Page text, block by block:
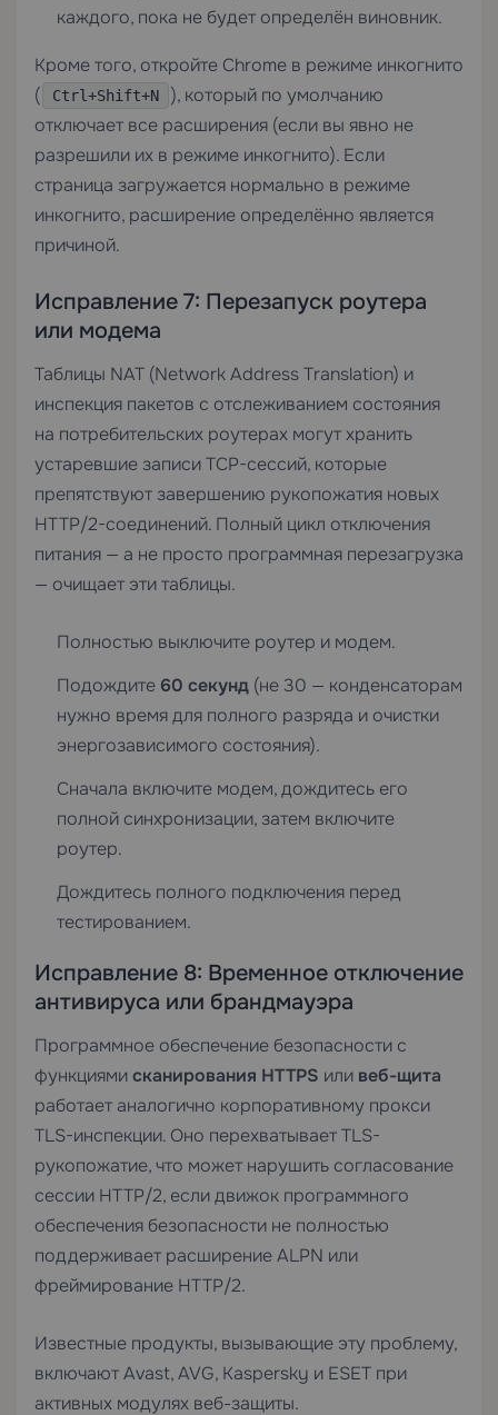
каждого, пока не будет определён виновник.
Кроме того, откройте Chrome в режиме инкогнито
(
Ctrl+Shift+N
), который по умолчанию
отключает все расширения (если вы явно не
разрешили их в режиме инкогнито). Если
страница загружается нормально в режиме
инкогнито, расширение определённо является
причиной.
Исправление 7: Перезапуск роутера
или модема
Таблицы NAT (Network Address Translation) и
инспекция пакетов с отслеживанием состояния
на потребительских роутерах могут хранить
устаревшие записи TCP-сессий, которые
препятствуют завершению рукопожатия новых
HTTP/2-соединений. Полный цикл отключения
питания — а не просто программная перезагрузка
— очищает эти таблицы.
Полностью выключите роутер и модем.
Подождите 60 секунд (не 30 — конденсаторам
нужно время для полного разряда и очистки
энергозависимого состояния).
Сначала включите модем, дождитесь его
полной синхронизации, затем включите
роутер.
Дождитесь полного подключения перед
тестированием.
Исправление 8: Временное отключение
антивируса или брандмауэра
Программное обеспечение безопасности с
функциямисканирования HTTPS или веб-щита
работает аналогично корпоративному прокси
TLS-инспекции. Оно перехватывает TLS-
рукопожатие, что может нарушить согласование
сессии HTTP/2, если движок программного
обеспечения безопасности не полностью
поддерживает расширение ALPN или
фреймирование HTTP/2.
Известные продукты, вызывающие эту проблему,
включают Avast, AVG, Kaspersky и ESET при
активных модулях веб-защиты.